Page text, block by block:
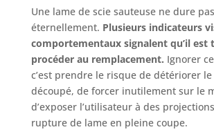
Une lame de scie sauteuse ne dure pas
éternellement. Plusieurs indicateurs
comportementaux signalent qu’il est
procéder au remplacement. Ignorer
c’est prendre le risque de détériorer
découpé, de forcer inutilement sur le
d’exposer l’utilisateur à des
rupture de lame en pleine coupe.